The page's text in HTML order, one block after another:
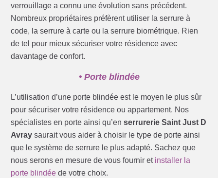
verrouillage a connu une évolution sans précédent.
Nombreux propriétaires préfèrent utiliser la serrure à
code, la serrure à carte ou la serrure biométrique. Rien
de tel pour mieux sécuriser votre résidence avec
davantage de confort.
• Porte blindée
L’utilisation d’une porte blindée est le moyen le plus sûr
pour sécuriser votre résidence ou appartement. Nos
spécialistes en porte ainsi qu’enserrurerie Saint Just D
Avray saurait vous aider à choisir le type de porte ainsi
que le système de serrure le plus adapté. Sachez que
nous serons en mesure de vous fournir et installer la
porte blindée de votre choix.